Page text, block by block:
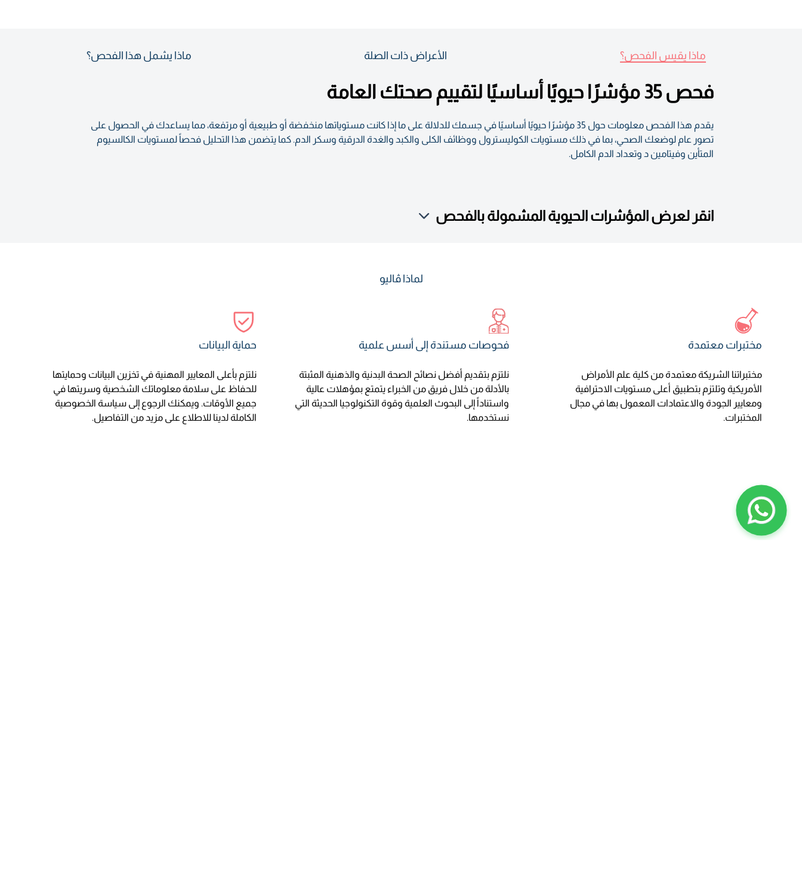
ماذا يقيس الفحص؟ الأعراض ذات الصلة ماذا يشمل هذا الفحص؟
فحص 35 مؤشرًا حيويًا أساسيًا لتقييم صحتك العامة
يقدم هذا الفحص معلومات حول 35 مؤشرًا حيويًا أساسيًا في جسمك للدلالة على ما إذا كانت مستوياتها منخفضة أو طبيعية أو مرتفعة، مما يساعدك في الحصول على
تصور عام لوضعك الصحي، بما في ذلك مستويات الكوليسترول ووظائف الكلى والكبد والغدة الدرقية وسكر الدم. كما يتضمن هذا التحليل فحصاً لمستويات الكالسيوم
المتأين وفيتامين د وتعداد الدم الكامل.
انقر لعرض المؤشرات الحيوية المشمولة بالفحص
لماذا ڤاليو
مختبرات معتمدة
مختبراتنا الشريكة معتمدة من كلية علم الأمراض
الأمريكية وتلتزم بتطبيق أعلى مستويات الاحترافية
ومعايير الجودة والاعتمادات المعمول بها في مجال
المختبرات.
فحوصات مستندة إلى أسس علمية
نلتزم بتقديم أفضل نصائح الصحة البدنية والذهنية المثبتة
بالأدلة من خلال فريق من الخبراء يتمتع بمؤهلات عالية
واستناداً إلى البحوث العلمية وقوة التكنولوجيا الحديثة التي
نستخدمها.
حماية البيانات
نلتزم بأعلى المعايير المهنية في تخزين البيانات وحمايتها
للحفاظ على سلامة معلوماتك الشخصية وسريتها في
جميع الأوقات. ويمكنك الرجوع إلى سياسة الخصوصية
الكاملة لدينا للاطلاع على مزيد من التفاصيل.